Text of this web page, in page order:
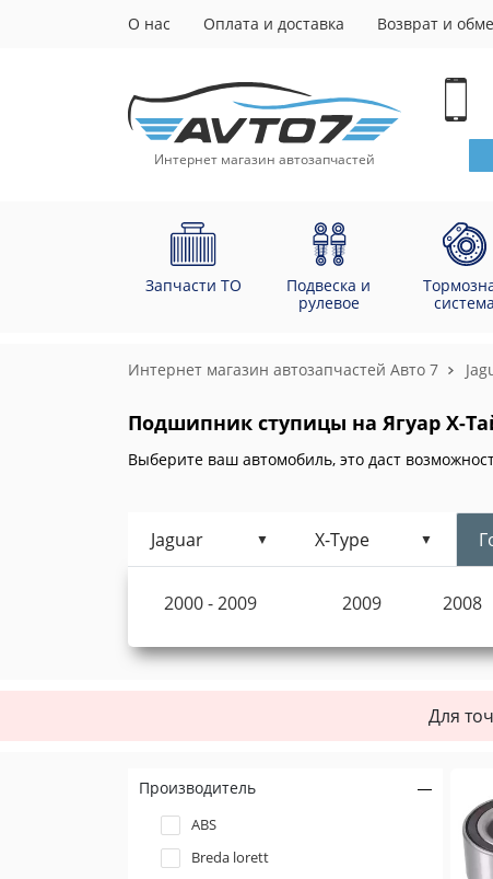
О нас Оплата и доставка Возврат и
Интернет магазин автозапчастей
Запчасти ТО
Подвеска и
рулевое
система
Интернет магазин автозапчастей Авто 7
Подшипник ступицы на Ягуар Х-
Выберите ваш автомобиль, это даст
Jaguar X-Type
2000 - 2009 2009 2008
Для
Производитель
ABS
Breda lorett